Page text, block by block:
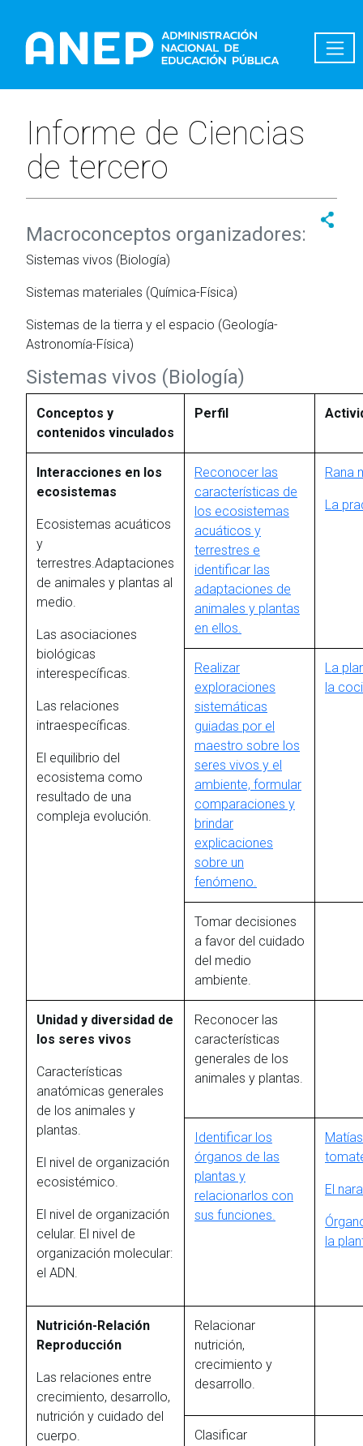
Informe de Ciencias
de tercero
Macroconceptos organizadores:
Sistemas vivos (Biología)
Sistemas materiales (Química-Física)
Sistemas de la tierra y el espacio (Geología-
Astronomía-Física)
Sistemas vivos (Biología)
Conceptos y
contenidos vinculados
Perfil
Interacciones en los
ecosistemas
Ecosistemas acuáticos
y
terrestres.Adaptaciones
de animales y plantas al
medio.
Las asociaciones
biológicas
interespecíficas.
Las relaciones
intraespecíficas.
El equilibrio del
ecosistema como
resultado de una
compleja evolución.
Reconocer las
características de
los ecosistemas
acuáticos y
terrestres e
identificar las
adaptaciones de
animales y plantas
en ellos.
Rana
La
Realizar
exploraciones
sistemáticas
guiadas por el
maestro sobre los
seres vivos y el
ambiente, formular
comparaciones y
brindar
explicaciones
sobre un
fenómeno.
La
la
Tomar decisiones
a favor del cuidado
del medio
ambiente.
Unidad y diversidad de
los seres vivos
Características
anatómicas generales
de los animales y
plantas.
El nivel de organización
ecosistémico.
El nivel de organización
celular. El nivel de
organización molecular:
el ADN.
Reconocer las
características
generales de los
animales y plantas.
Identificar los
órganos de las
plantas y
relacionarlos con
sus funciones.
El
la
Nutrición-Relación
Reproducción
Las relaciones entre
crecimiento, desarrollo,
nutrición y cuidado del
cuerpo.
Relacionar
nutrición,
crecimiento y
desarrollo.
Clasificar